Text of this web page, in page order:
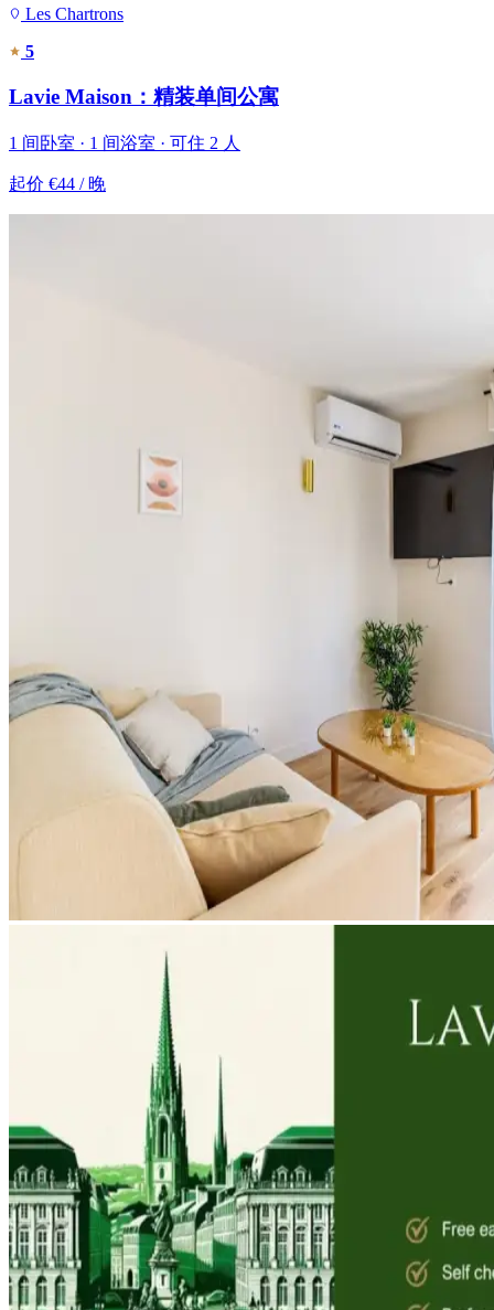
Les Chartrons
5
Lavie Maison：精装单间公寓
1 间卧室 · 1 间浴室 · 可住 2 人
起价 €44 / 晚